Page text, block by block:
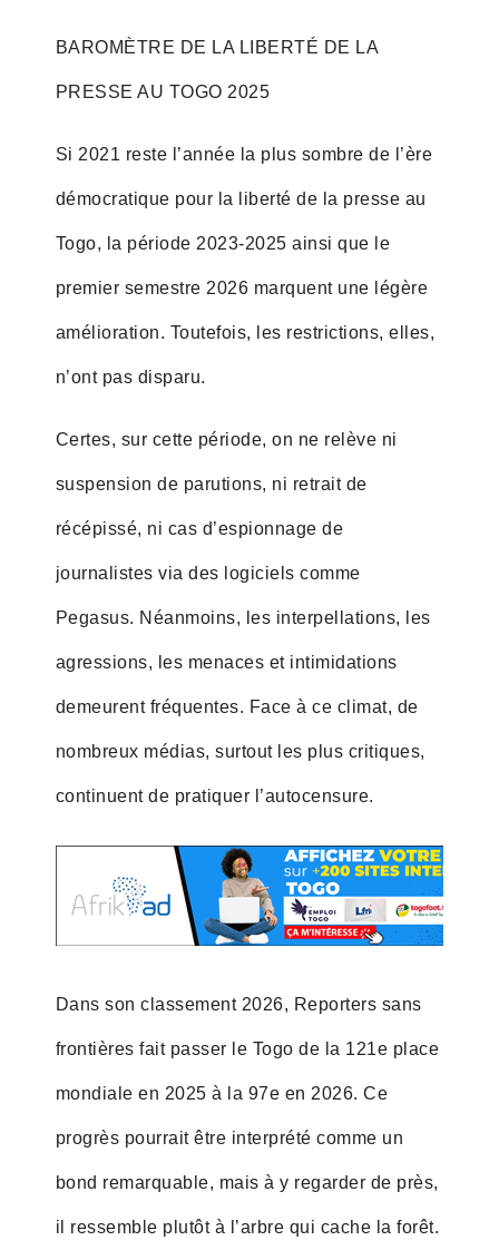
BAROMÈTRE DE LA LIBERTÉ DE LA
PRESSE AU TOGO 2025
Si 2021 reste l’année la plus sombre de l’ère
démocratique pour la liberté de la presse au
Togo, la période 2023-2025 ainsi que le
premier semestre 2026 marquent une légère
amélioration. Toutefois, les restrictions, elles,
n’ont pas disparu.
Certes, sur cette période, on ne relève ni
suspension de parutions, ni retrait de
récépissé, ni cas d’espionnage de
journalistes via des logiciels comme
Pegasus. Néanmoins, les interpellations, les
agressions, les menaces et intimidations
demeurent fréquentes. Face à ce climat, de
nombreux médias, surtout les plus critiques,
continuent de pratiquer l’autocensure.
Dans son classement 2026, Reporters sans
frontières fait passer le Togo de la 121e place
mondiale en 2025 à la 97e en 2026. Ce
progrès pourrait être interprété comme un
bond remarquable, mais à y regarder de près,
il ressemble plutôt à l’arbre qui cache la forêt.